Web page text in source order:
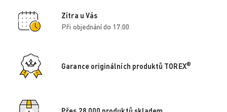
Zítra u Vás
Při objednání do 17:00
Garance originálních produktů TOREX®